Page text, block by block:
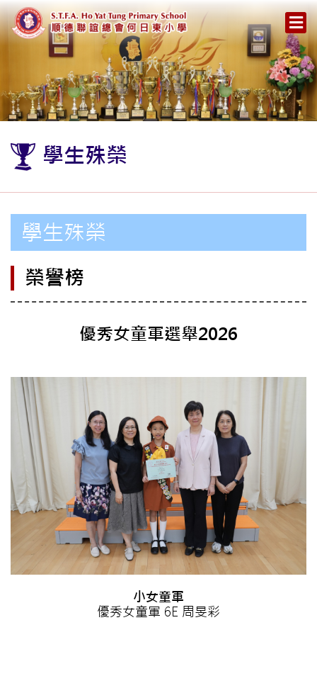
學生殊榮
學生殊榮
榮譽榜
優秀女童軍選舉2026
小女童軍
優秀女童軍 6E 周旻彩